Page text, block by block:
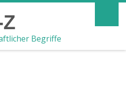
Begriffe